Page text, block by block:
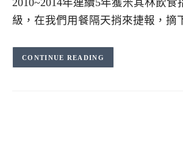
級，在我們用餐隔天捎來捷報，摘
CONTINUE READING